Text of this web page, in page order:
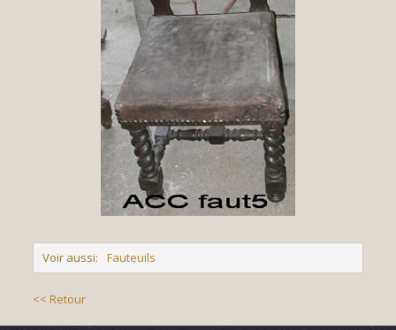
Voir aussi: Fauteuils
<< Retour